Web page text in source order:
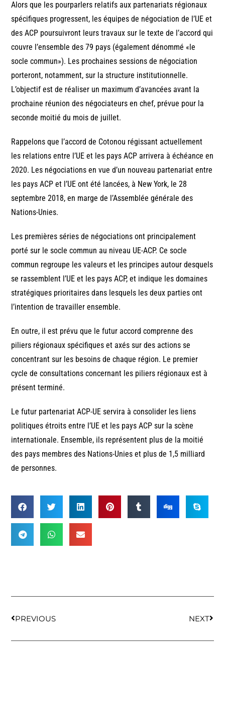
Alors que les pourparlers relatifs aux partenariats régionaux
spécifiques progressent, les équipes de négociation de l’UE et
des ACP poursuivront leurs travaux sur le texte de l’accord qui
couvre l’ensemble des 79 pays (également dénommé «le
socle commun»). Les prochaines sessions de négociation
porteront, notamment, sur la structure institutionnelle.
L’objectif est de réaliser un maximum d’avancées avant la
prochaine réunion des négociateurs en chef, prévue pour la
seconde moitié du mois de juillet.
Rappelons que l’accord de Cotonou régissant actuellement
les relations entre l’UE et les pays ACP arrivera à échéance en
2020. Les négociations en vue d’un nouveau partenariat entre
les pays ACP et l’UE ont été lancées, à New York, le 28
septembre 2018, en marge de l’Assemblée générale des
Nations-Unies.
Les premières séries de négociations ont principalement
porté sur le socle commun au niveau UE-ACP. Ce socle
commun regroupe les valeurs et les principes autour desquels
se rassemblent l’UE et les pays ACP, et indique les domaines
stratégiques prioritaires dans lesquels les deux parties ont
l’intention de travailler ensemble.
En outre, il est prévu que le futur accord comprenne des
piliers régionaux spécifiques et axés sur des actions se
concentrant sur les besoins de chaque région. Le premier
cycle de consultations concernant les piliers régionaux est à
présent terminé.
Le futur partenariat ACP-UE servira à consolider les liens
politiques étroits entre l’UE et les pays ACP sur la scène
internationale. Ensemble, ils représentent plus de la moitié
des pays membres des Nations-Unies et plus de 1,5 milliard
de personnes.
PREVIOUS NEXT